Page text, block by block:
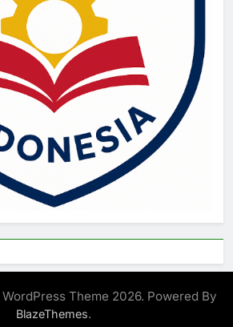
Theme 2026. Powered By
BlazeThemes.